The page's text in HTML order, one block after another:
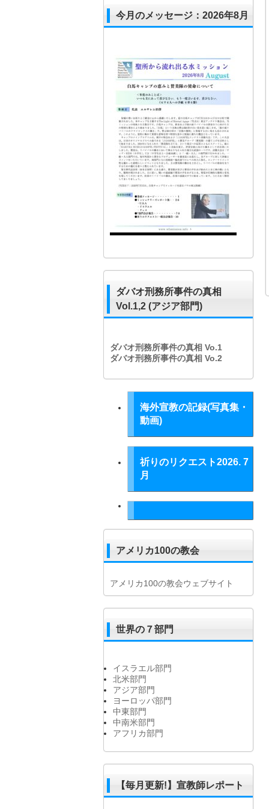
今月のメッセージ：2026年8月
ダバオ刑務所事件の真相
Vol.1,2 (アジア部門)
ダバオ刑務所事件の真相 Vo.1
ダバオ刑務所事件の真相 Vo.2
海外宣教の記録(写真集・
動画)
祈りのリクエスト2026. 7
月
アメリカ100の教会
アメリカ100の教会ウェブサイト
世界の７部門
イスラエル部門
北米部門
アジア部門
ヨーロッパ部門
中東部門
中南米部門
アフリカ部門
【毎月更新!】宣教師レポート